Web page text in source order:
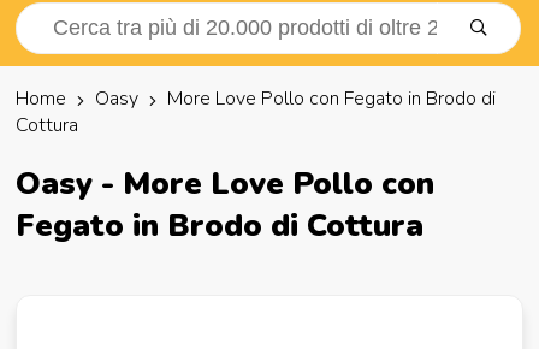
Home Oasy
More Love Pollo con Fegato in Brodo di
Cottura
Oasy - More Love Pollo con
Fegato in Brodo di Cottura